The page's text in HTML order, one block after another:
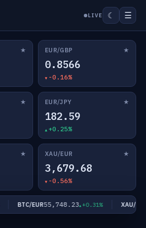
LIVE ☾ ☰
★ EUR/GBP ★
0.8566
-0.16%
★ EUR/JPY ★
182.59
+0.25%
★ XAU/EUR ★
3,679.68
-0.56%
BTC/EUR55,748.23 +0.31% XAU/EUR